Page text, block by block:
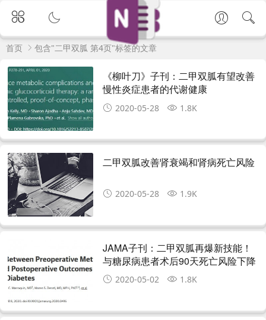
首页 包含"二甲双胍 第4页"标签的文章
《柳叶刀》子刊：二甲双胍有望改善
慢性炎症患者的代谢健康
2020-05-28 1.8K
二甲双胍改善肾衰竭和肾病死亡风险
2020-05-28 1.9K
JAMA子刊：二甲双胍再爆新技能！
与糖尿病患者术后90天死亡风险下降
28%相关
2020-05-02 1.8K